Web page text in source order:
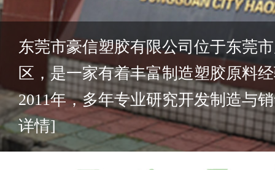
东莞市豪信塑胶有限公司位于东莞
区，是一家有着丰富制造塑胶原料
2011年，多年专业研究开发制造与
详情]